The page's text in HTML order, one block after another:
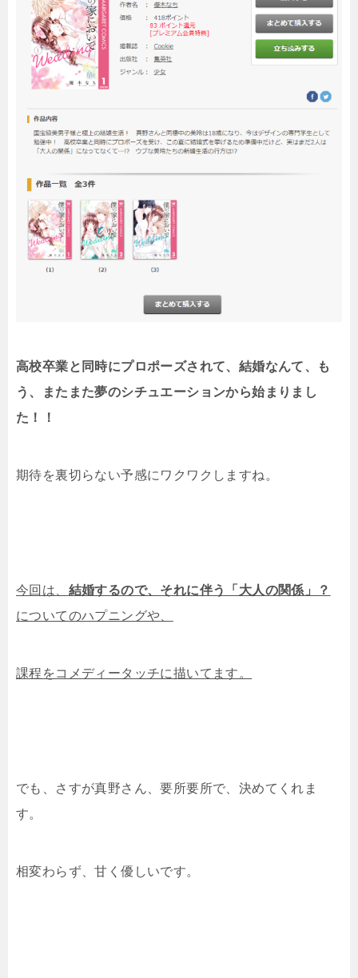
高校卒業と同時にプロポーズされて、結婚なんて、も
う、またまた夢のシチュエーションから始まりまし
た！！
期待を裏切らない予感にワクワクしますね。
今回は、 結婚するので、それに伴う「大人の関係」？
についてのハプニングや、
課程をコメディータッチに描いてます。
でも、さすが真野さん、要所要所で、決めてくれま
す。
相変わらず、甘く優しいです。